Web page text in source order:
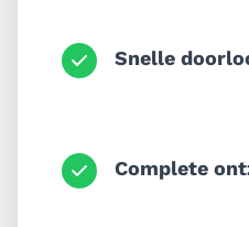
Snelle
Complete